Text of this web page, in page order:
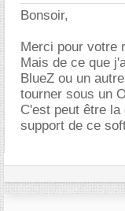
Bonsoir,
Merci pour votre
Mais de ce que
BlueZ ou un
tourner sous un
C'est peut être
support de ce